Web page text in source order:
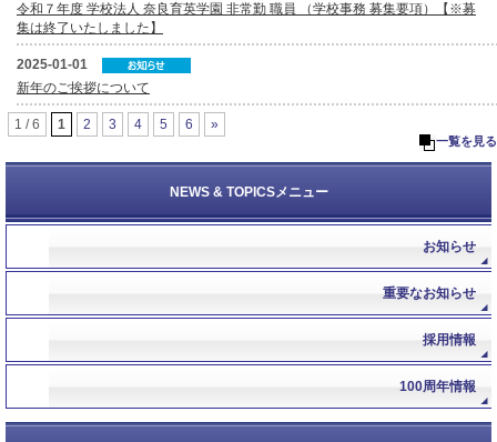
令和７年度 学校法人 奈良育英学園 非常勤 職員 （学校事務 募集要項）【※募
集は終了いたしました】
2025-01-01
新年のご挨拶について
1 / 6 1 2 3 4 5 6 »
一覧を見る
NEWS & TOPICSメニュー
お知らせ
重要なお知らせ
採用情報
100周年情報